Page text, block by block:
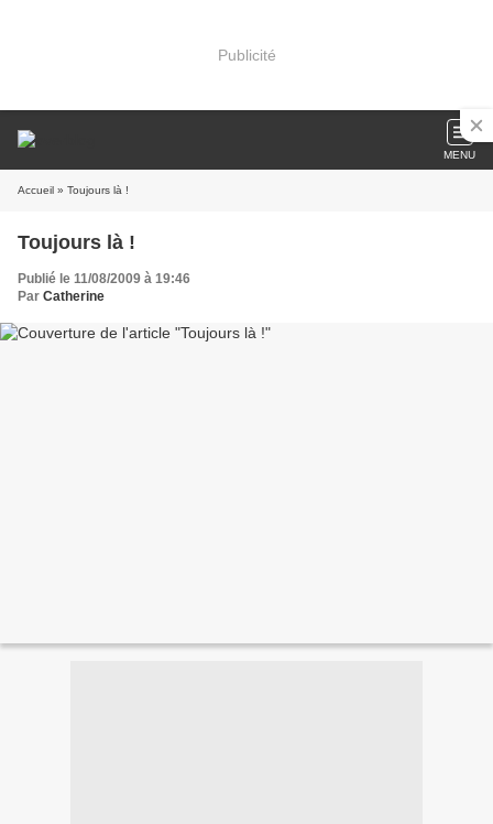
Publicité
MENU
Accueil » Toujours là !
Toujours là !
Publié le 11/08/2009 à 19:46
Par Catherine